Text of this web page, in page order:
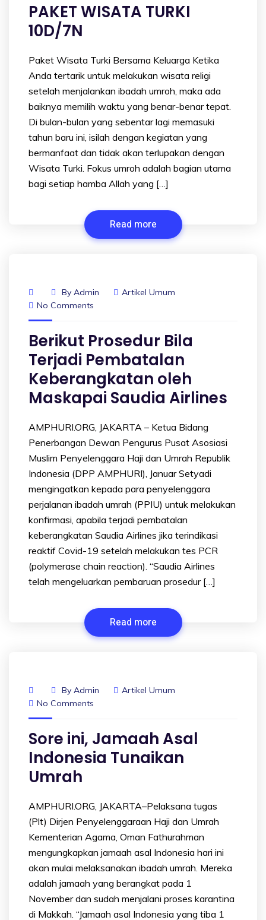
PAKET WISATA TURKI
10D/7N
Paket Wisata Turki Bersama Keluarga Ketika
Anda tertarik untuk melakukan wisata religi
setelah menjalankan ibadah umroh, maka ada
baiknya memilih waktu yang benar-benar tepat.
Di bulan-bulan yang sebentar lagi memasuki
tahun baru ini, isilah dengan kegiatan yang
bermanfaat dan tidak akan terlupakan dengan
Wisata Turki. Fokus umroh adalah bagian utama
bagi setiap hamba Allah yang […]
Read more
By Admin
Artikel Umum
No Comments
Berikut Prosedur Bila
Terjadi Pembatalan
Keberangkatan oleh
Maskapai Saudia Airlines
AMPHURI.ORG, JAKARTA – Ketua Bidang
Penerbangan Dewan Pengurus Pusat Asosiasi
Muslim Penyelenggara Haji dan Umrah Republik
Indonesia (DPP AMPHURI), Januar Setyadi
mengingatkan kepada para penyelenggara
perjalanan ibadah umrah (PPIU) untuk melakukan
konfirmasi, apabila terjadi pembatalan
keberangkatan Saudia Airlines jika terindikasi
reaktif Covid-19 setelah melakukan tes PCR
(polymerase chain reaction). “Saudia Airlines
telah mengeluarkan pembaruan prosedur […]
Read more
By Admin
Artikel Umum
No Comments
Sore ini, Jamaah Asal
Indonesia Tunaikan
Umrah
AMPHURI.ORG, JAKARTA–Pelaksana tugas
(Plt) Dirjen Penyelenggaraan Haji dan Umrah
Kementerian Agama, Oman Fathurahman
mengungkapkan jamaah asal Indonesia hari ini
akan mulai melaksanakan ibadah umrah. Mereka
adalah jamaah yang berangkat pada 1
November dan sudah menjalani proses karantina
di Makkah. “Jamaah asal Indonesia yang tiba 1